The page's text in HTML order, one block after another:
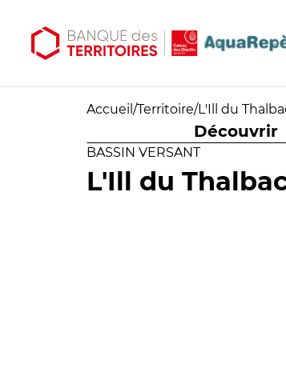
Accueil /Territoire/L'Ill du
Découvrir
BASSIN VERSANT
L'Ill du